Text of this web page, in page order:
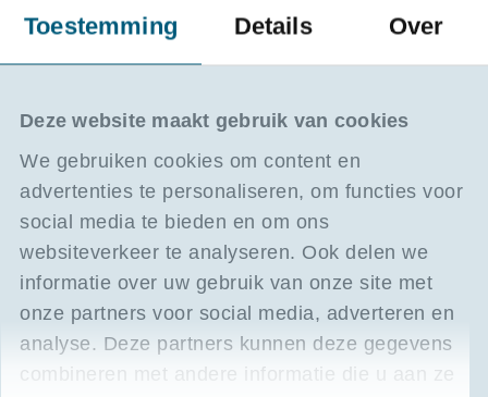
Toestemming Details Over
Deze website maakt gebruik van cookies
We gebruiken cookies om content en
advertenties te personaliseren, om functies voor
social media te bieden en om ons
websiteverkeer te analyseren. Ook delen we
informatie over uw gebruik van onze site met
onze partners voor social media, adverteren en
analyse. Deze partners kunnen deze gegevens
combineren met andere informatie die u aan ze
lees meer 5 min